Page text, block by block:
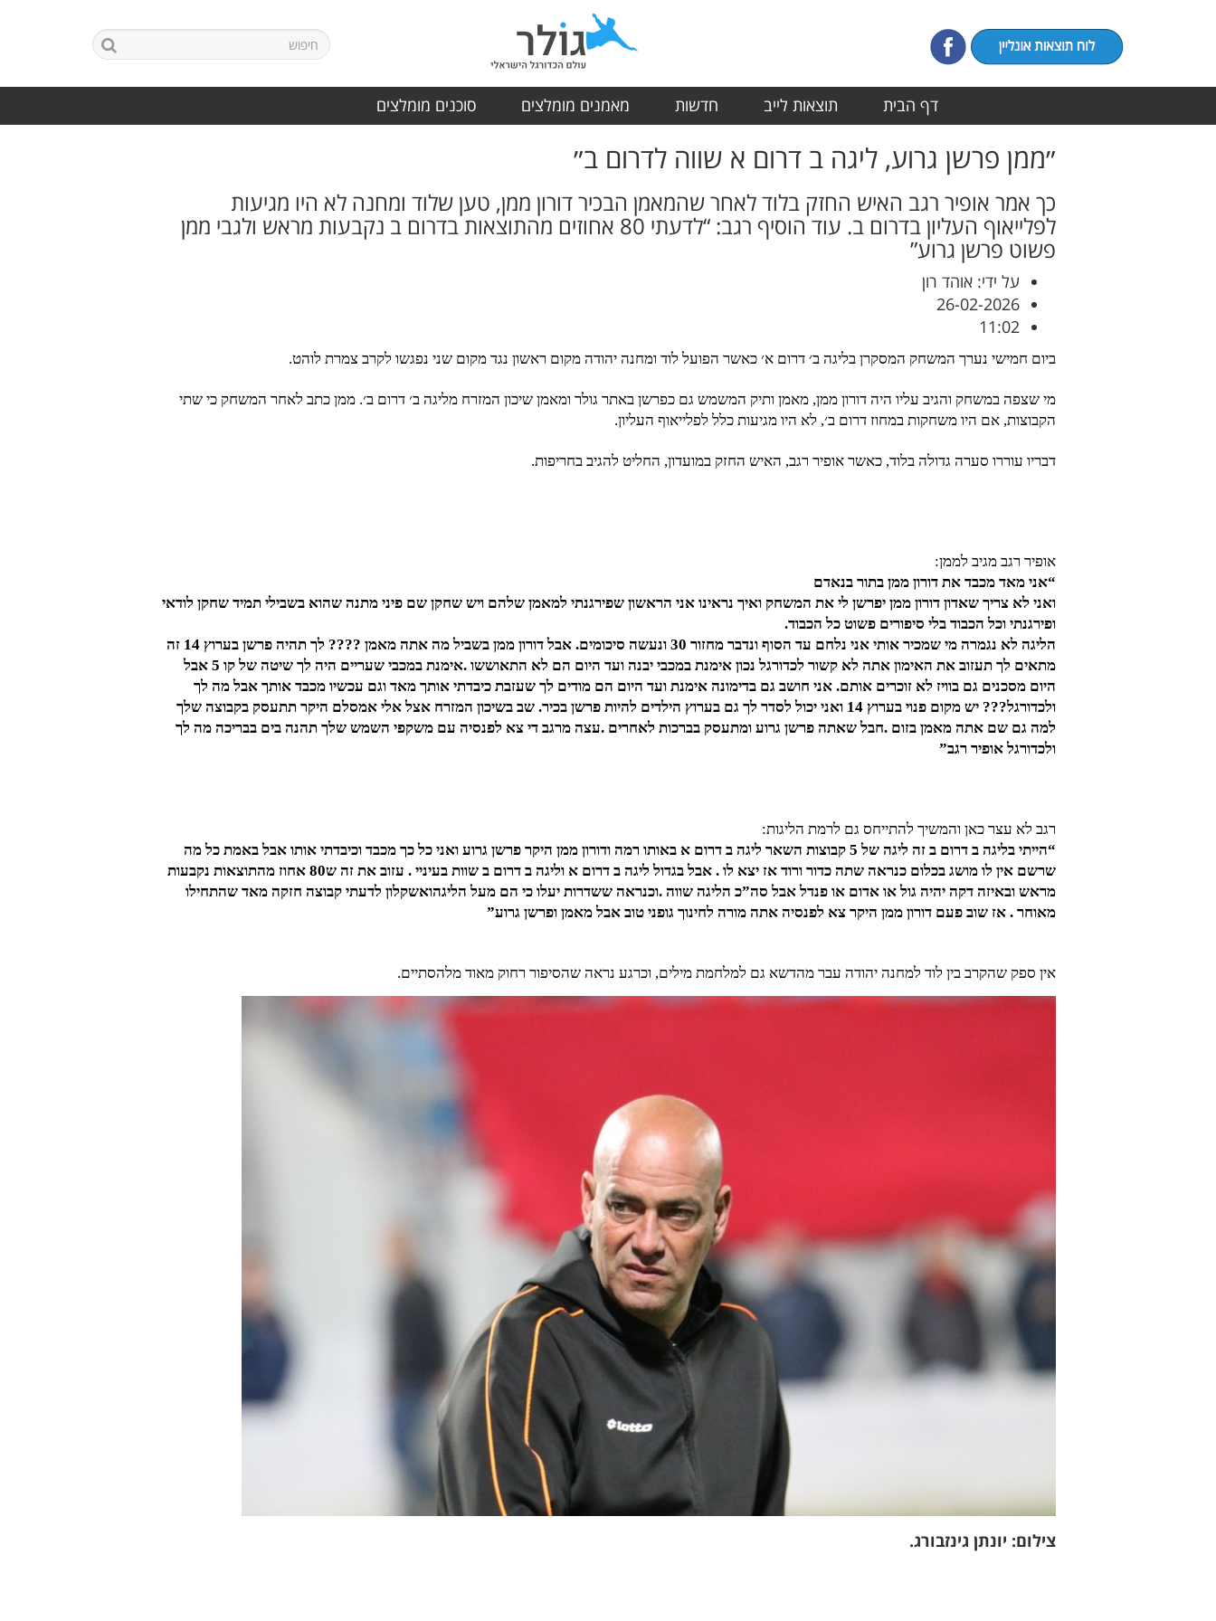
דף הבית תוצאות לייב חדשות מאמנים מומלצים סוכנים מומלצים
״ממן פרשן גרוע, ליגה ב דרום א שווה לדרום ב״
כך אמר אופיר רגב האיש החזק בלוד לאחר שהמאמן הבכיר דורון ממן, טען שלוד ומחנה לא היו מגיעות
לפלייאוף העליון בדרום ב. עוד הוסיף רגב: “לדעתי 80 אחוזים מהתוצאות בדרום ב נקבעות מראש ולגבי ממן
פשוט פרשן גרוע”
על ידי: אוהד רון
26-02-2026
11:02
ביום חמישי נערך המשחק המסקרן בליגה ב׳ דרום א׳ כאשר הפועל לוד ומחנה יהודה מקום ראשון נגד מקום שני נפגשו לקרב צמרת לוהט.
מי שצפה במשחק והגיב עליו היה דורון ממן, מאמן ותיק המשמש גם כפרשן באתר גולר ומאמן שיכון המזרח מליגה ב׳ דרום ב׳. ממן כתב לאחר המשחק כי שתי
הקבוצות, אם היו משחקות במחוז דרום ב׳, לא היו מגיעות כלל לפלייאוף העליון.
דבריו עוררו סערה גדולה בלוד, כאשר אופיר רגב, האיש החזק במועדון, החליט להגיב בחריפות.
אופיר רגב מגיב לממן:
“אני מאד מכבד את דורון ממן בתור בנאדם
ואני לא צריך שאדון דורון ממן יפרשן לי את המשחק ואיך נראינו אני הראשון שפירגנתי למאמן שלהם ויש שחקן שם פיני מתנה שהוא בשבילי תמיד שחקן לודאי
ופירגנתי וכל הכבוד בלי סיפורים פשוט כל הכבוד.
הליגה לא נגמרה מי שמכיר אותי אני נלחם עד הסוף ונדבר מחזור 30 ונעשה סיכומים.
אבל דורון ממן בשביל מה אתה מאמן ???? לך תהיה פרשן בערוץ 14 זה
מתאים לך תעזוב את האימון אתה לא קשור לכדורגל נכון אימנת במכבי יבנה ועד היום הם לא התאוששו .אימנת במכבי שעריים היה לך שיטה של קו 5 אבל
היום מסכנים גם בוויז לא זוכרים אותם. אני חושב גם בדימונה אימנת ועד היום הם מודים לך שעזבת כיבדתי אותך מאד וגם עכשיו מכבד אותך אבל מה לך
ולכדורגל??? יש מקום פנוי בערוץ 14 ואני יכול לסדר לך גם בערוץ הילדים להיות פרשן בכיר. שב בשיכון המזרח אצל אלי אמסלם היקר תתעסק בקבוצה שלך
למה גם שם אתה מאמן בזום .חבל שאתה פרשן גרוע ומתעסק בברכות לאחרים .עצה מרגב די צא לפנסיה עם משקפי השמש שלך תהנה בים בבריכה מה לך
ולכדורגל אופיר רגב”
רגב לא עצר כאן והמשיך להתייחס גם לרמת הליגות:
“הייתי בליגה ב דרום ב זה ליגה של 5 קבוצות השאר ליגה ב דרום א באותו רמה ודורון ממן היקר פרשן גרוע ואני כל כך מכבד וכיבדתי אותו אבל באמת כל מה
שרשם אין לו מושג בכלום כנראה שתה כדור ורוד אז יצא לו . אבל בגדול ליגה ב דרום א וליגה ב דרום ב שוות בעיניי . עזוב את זה ש80 אחוז מהתוצאות נקבעות
מראש ובאיזה דקה יהיה גול או אדום או פנדל אבל סה”כ הליגה שווה .וכנראה ששדרות יעלו כי הם מעל הליגהואשקלון לדעתי קבוצה חזקה מאד שהתחילו
מאוחר . אז שוב פעם דורון ממן היקר צא לפנסיה אתה מורה לחינוך גופני טוב אבל מאמן ופרשן גרוע”
אין ספק שהקרב בין לוד למחנה יהודה עבר מהדשא גם למלחמת מילים, וכרגע נראה שהסיפור רחוק מאוד מלהסתיים.
צילום: יונתן גינזבורג.